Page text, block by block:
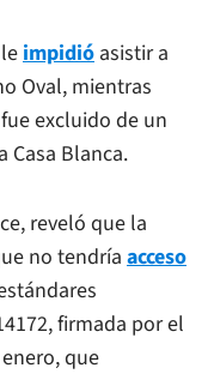
impidió asistir a
Oval, mientras
fue excluido de un
Casa Blanca.
reveló que la
no tendría acceso
firmada por el
que